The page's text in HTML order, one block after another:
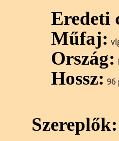
Eredeti
Műfaj:
Ország:
Hossz: 96
Szereplők: